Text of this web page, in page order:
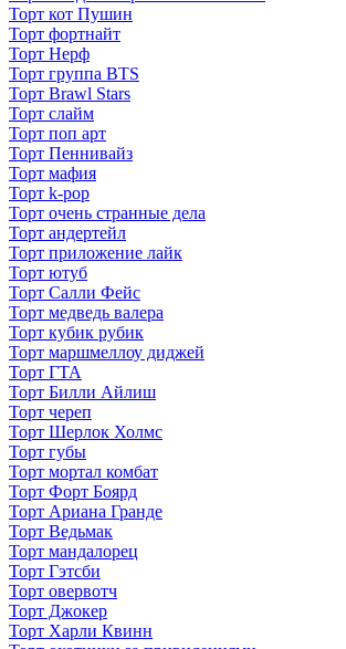
Торт кот Пушин
Торт фортнайт
Торт Нерф
Торт группа BTS
Торт Brawl Stars
Торт слайм
Торт поп арт
Торт Пеннивайз
Торт мафия
Торт k-pop
Торт очень странные дела
Торт андертейл
Торт приложение лайк
Торт ютуб
Торт Салли Фейс
Торт медведь валера
Торт кубик рубик
Торт маршмеллоу диджей
Торт ГТА
Торт Билли Айлиш
Торт череп
Торт Шерлок Холмс
Торт губы
Торт мортал комбат
Торт Форт Боярд
Торт Ариана Гранде
Торт Ведьмак
Торт мандалорец
Торт Гэтсби
Торт овервотч
Торт Джокер
Торт Харли Квинн